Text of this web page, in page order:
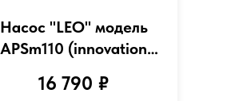
Насос "LEO" модель
APSm110 (innovation
16 790 ₽